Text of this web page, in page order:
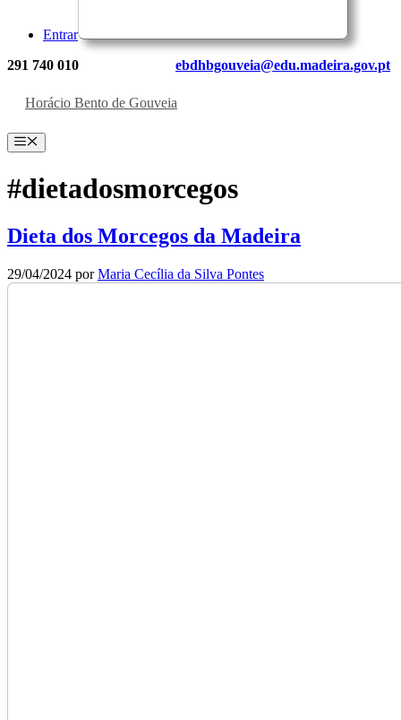
Entrar
291 740 010 ebdhbgouveia@edu.madeira.gov.pt
Horácio Bento de Gouveia
Menu
#dietadosmorcegos
Dieta dos Morcegos da Madeira
29/04/2024 porMaria Cecília da Silva Pontes